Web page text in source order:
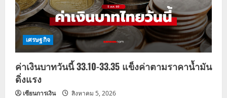
t
i
o
n
เศรษฐกิจ
ค่าเงินบาทวันนี้ 33.10-33.35 แข็งค่าตามราคาน้ำมัน
ดิ่งแรง
เซียนการเงิน สิงหาคม 5, 2026